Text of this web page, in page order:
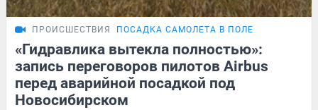
ПРОИСШЕСТВИЯ ПОСАДКА САМОЛЕТА В ПОЛЕ
«Гидравлика вытекла полностью»:
запись переговоров пилотов Airbus
перед аварийной посадкой под
Новосибирском